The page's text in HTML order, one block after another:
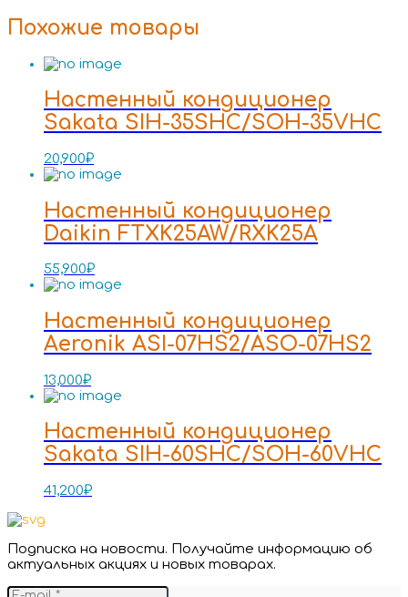
Похожие товары
Настенный кондиционер
Sakata SIH-35SHC/SOH-35VHC
20,900₽
Настенный кондиционер
Daikin FTXK25AW/RXK25A
55,900₽
Настенный кондиционер
Aeronik ASI-07HS2/ASO-07HS2
13,000₽
Настенный кондиционер
Sakata SIH-60SHC/SOH-60VHC
41,200₽
Подписка на новости. Получайте информацию об
актуальных акциях и новых товарах.